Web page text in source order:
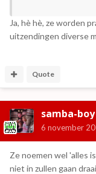
Ja, hè hè, ze worden
uitzendingen diverse
Quote
samba-boy
6 november
Ze noemen wel 'alles
niet in zullen gaan